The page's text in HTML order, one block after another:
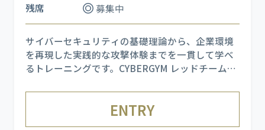
残席
募集中
サイバーセキュリティの基礎理論から、企業環境
を再現した実践的な攻撃体験までを一貫して学べ
るトレーニングです。CYBERGYM レッドチーム
を受けながら、各フェーズで発生する現象と適切
な対応を理解し、複数の検出・監視ツールを用い
ENTRY